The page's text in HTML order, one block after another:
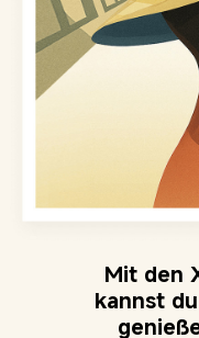
Mit den
kannst